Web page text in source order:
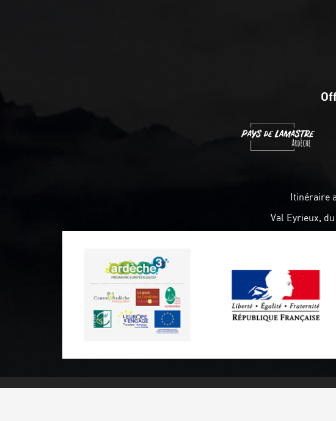
Itinéraire
Val Eyrieux,